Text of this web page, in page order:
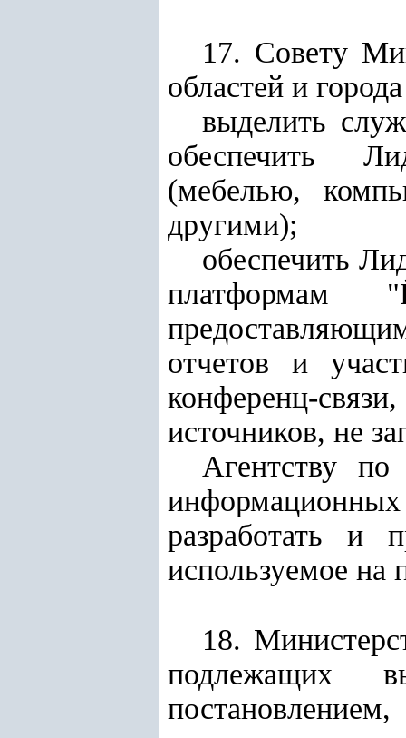
17. Совету
областей и
выделить
обеспечить
(мебелью,
другими);
обеспечить
платформам
отчетов и
конференц-
источников, не
Агентству
информационных
разработать и
используемое на
18.
подлежащих